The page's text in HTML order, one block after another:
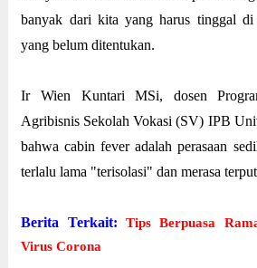
banyak dari kita yang harus tinggal di
yang belum ditentukan.
Ir Wien Kuntari MSi, dosen
Agribisnis Sekolah Vokasi (SV) IPB
bahwa cabin fever adalah perasaan
terlalu lama "terisolasi" dan merasa
Berita Terkait:
Tips Berpuasa
Virus Corona